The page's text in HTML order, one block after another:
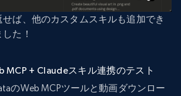
ば、他のカスタムスキルも追加でき
た！
MCP + Claudeスキル連携のテスト
のWeb MCPツールと動画ダウンロー